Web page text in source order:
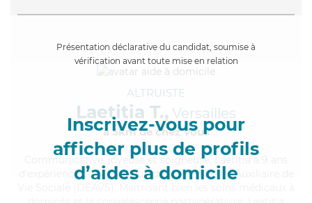
Présentation déclarative du candidat, soumise à
vérification avant toute mise en relation
Inscrivez-vous pour
afficher plus de profils
d’aides à domicile
ALTRUISTE
Laetitia T., Versailles
à 5km de chez Vous
, joyeuse et soigneuse, Laetitia a 9 ans
d'expérience et possède un diplôme d'État d'Auxiliaire de